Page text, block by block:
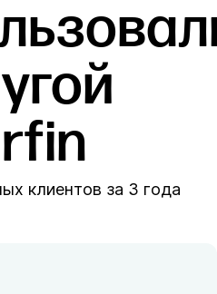
клиентов за 3 года